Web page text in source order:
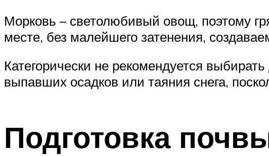
Морковь – светолюбивый овощ, поэтому
месте, без малейшего затенения,
Категорически не рекомендуется
выпавших осадков или таяния снега,
Подготовка